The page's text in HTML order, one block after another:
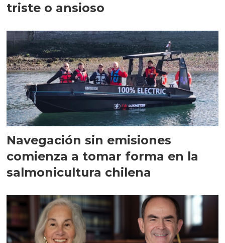
triste o ansioso
Navegación sin emisiones
comienza a tomar forma en la
salmonicultura chilena